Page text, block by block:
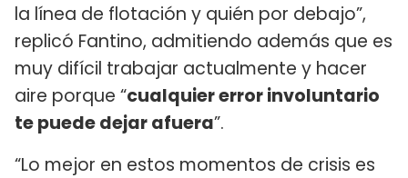
la línea de flotación y quién por debajo”,
replicó Fantino, admitiendo además que es
muy difícil trabajar actualmente y hacer
aire porque “cualquier error involuntario
te puede dejar afuera”.
“Lo mejor en estos momentos de crisis es